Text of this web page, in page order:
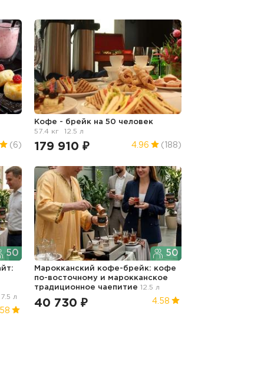
(6)
Кофе - брейк на 50 человек
57.4 кг
12.5 л
179 910 ₽ 4.96 (188)
50
л
50
Марокканский кофе-брейк: кофе
по-восточному и марокканское
традиционное чаепитие12.5 л
40 730 ₽ 4.58